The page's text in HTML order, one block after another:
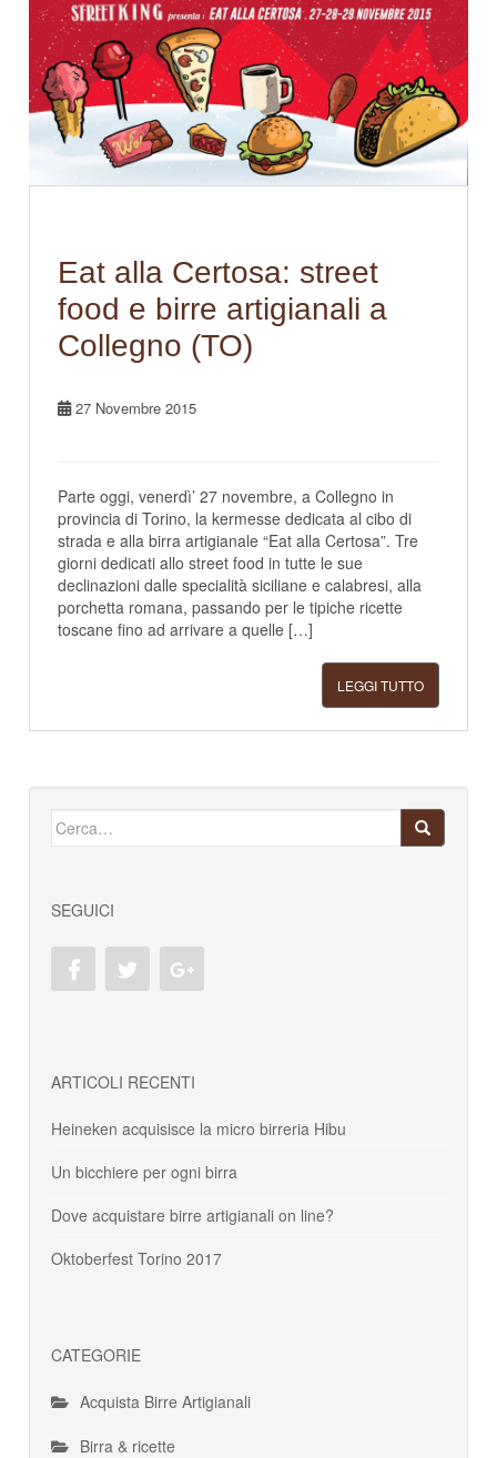
Eat alla Certosa: street
food e birre artigianali a
Collegno (TO)
27 Novembre 2015
Parte oggi, venerdì’ 27 novembre, a Collegno in
provincia di Torino, la kermesse dedicata al cibo di
strada e alla birra artigianale “Eat alla Certosa”. Tre
giorni dedicati allo street food in tutte le sue
declinazioni dalle specialità siciliane e calabresi, alla
porchetta romana, passando per le tipiche ricette
toscane fino ad arrivare a quelle […]
LEGGI TUTTO
Cerca:
SEGUICI
ARTICOLI RECENTI
Heineken acquisisce la micro birreria Hibu
Un bicchiere per ogni birra
Dove acquistare birre artigianali on line?
Oktoberfest Torino 2017
CATEGORIE
Acquista Birre Artigianali
Birra & ricette